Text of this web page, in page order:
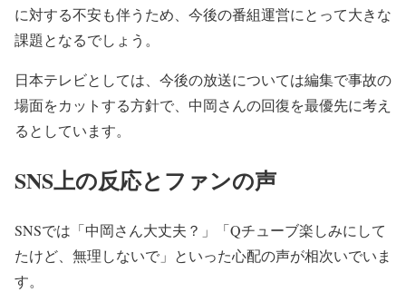
に対する不安も伴うため、 今後の番組運営にとって大きな
課題となるでしょう。
日本テレビとしては、 今後の放送については編集で事故の
場面をカットする方針で、 中岡さんの回復を最優先に考え
るとしています。
SNS上の反応とファンの声
SNSでは「中岡さん大丈夫？」「Qチューブ楽しみにして
たけど、無理しないで」 といった心配の声が相次いでいま
す。